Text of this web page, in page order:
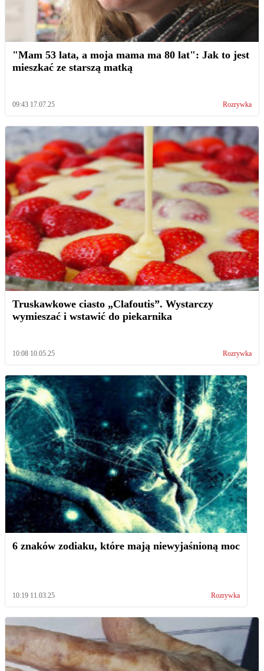
"Mam 53 lata, a moja mama ma 80 lat": Jak to jest
mieszkać ze starszą matką
09:43 17.07.25 Rozrywka
Truskawkowe ciasto „Clafoutis”. Wystarczy
wymieszać i wstawić do piekarnika
10:08 10.05.25 Rozrywka
6 znaków zodiaku, które mają niewyjaśnioną moc
10:19 11.03.25 Rozrywka